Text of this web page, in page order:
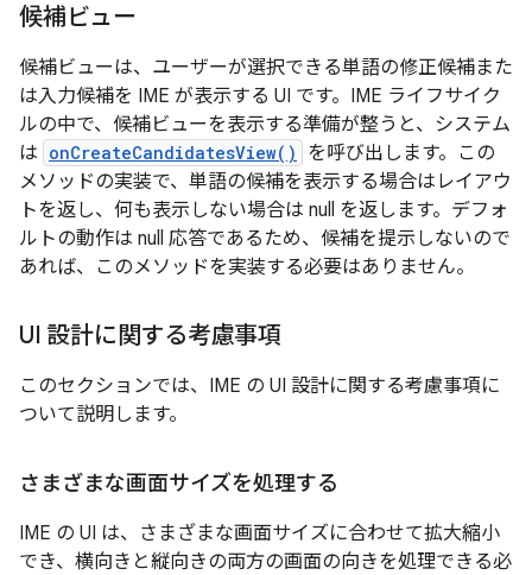
候補ビュー
候補ビューは、ユーザーが選択できる単語の修正候補また
は入力候補を IME が表示する UI です。IME ライフサイク
ルの中で、候補ビューを表示する準備が整うと、システム
は onCreateCandidatesView()
を呼び出します。この
メソッドの実装で、単語の候補を表示する場合はレイアウ
トを返し、何も表示しない場合は null を返します。デフォ
ルトの動作は null 応答であるため、候補を提示しないので
あれば、このメソッドを実装する必要はありません。
UI 設計に関する考慮事項
このセクションでは、IME の UI 設計に関する考慮事項に
ついて説明します。
さまざまな画面サイズを処理する
IME の UI は、さまざまな画面サイズに合わせて拡大縮小
でき、横向きと縦向きの両方の画面の向きを処理できる必